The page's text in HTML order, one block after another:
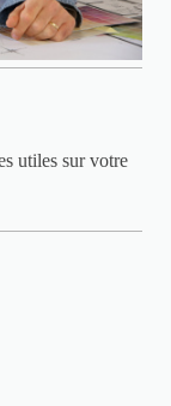
utiles sur votre